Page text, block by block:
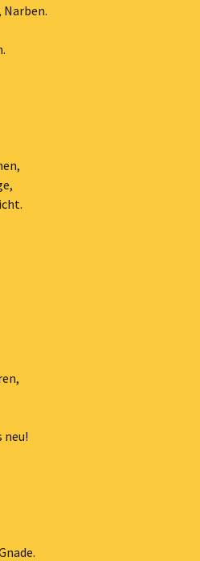
neu!